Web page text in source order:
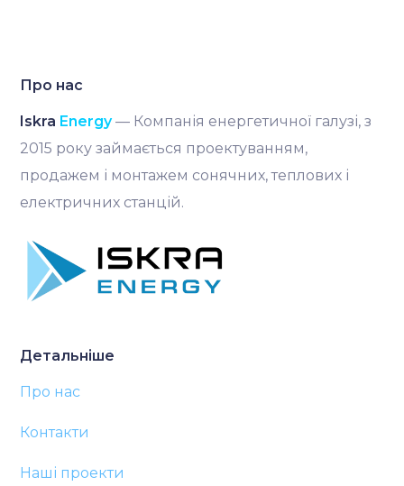
Про нас
Iskra Energy— Компанія енергетичної галузі, з
2015 року займається проектуванням,
продажем і монтажем сонячних, теплових і
електричних станцій.
Детальніше
Про нас
Контакти
Наші проекти